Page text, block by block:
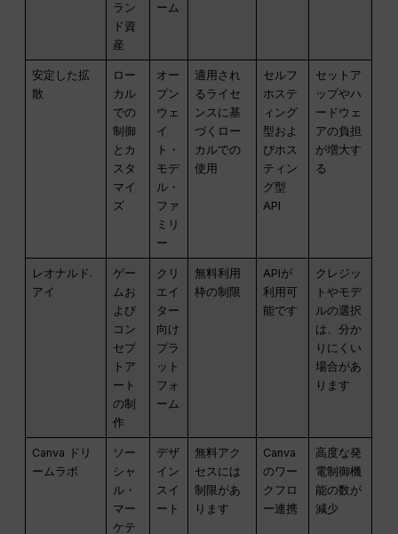
ラン
ド資
産
ーム
安定した拡
散
ロー
カル
での
制御
とカ
スタ
マイ
ズ
オー
プン
ウェ
イ
ト・
モデ
ル・
ファ
ミリ
ー
適用され
るライセ
ンスに基
づくロー
カルでの
使用
セルフ
ホステ
ィング
型およ
びホス
ティン
グ型
API
セットア
ップやハ
ードウェ
アの負担
が増大す
る
レオナルド.
アイ
ゲー
ムお
よび
コン
セプ
トア
ート
の制
作
クリ
エイ
ター
向け
プラ
ット
フォ
ーム
無料利用
枠の制限
APIが
利用可
能です
クレジッ
トやモデ
ルの選択
は、分か
りにくい
場合があ
ります
Canva ドリ
ームラボ
ソー
シャ
ル・
マー
ケテ
デザ
イン
スイ
ート
無料アク
セスには
制限があ
ります
Canva
のワー
クフロ
ー連携
高度な発
電制御機
能の数が
減少